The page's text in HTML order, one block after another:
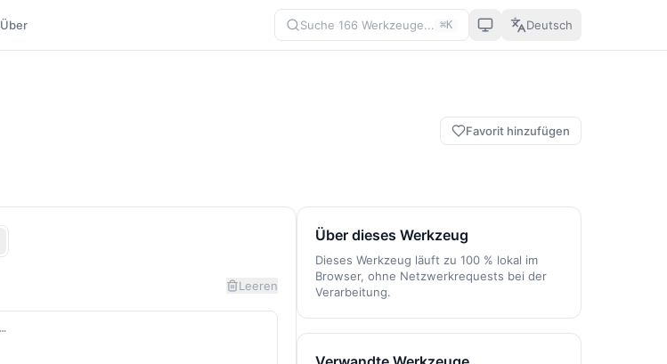
Über Suche 166 Werkzeuge... ⌘K Deutsch
Favorit hinzufügen
Leeren
Über dieses Werkzeug
Dieses Werkzeug läuft zu 100 % lokal im
Browser, ohne Netzwerkrequests bei der
Verarbeitung.